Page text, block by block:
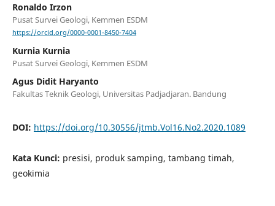
Ronaldo Irzon
Pusat Survei Geologi, Kemmen ESDM
https://orcid.org/0000-0001-8450-7404
Kurnia Kurnia
Pusat Survei Geologi, Kemmen ESDM
Agus Didit Haryanto
Fakultas Teknik Geologi, Universitas Padjadjaran. Bandung
DOI: https://doi.org/10.30556/jtmb.Vol16.No2.2020.1089
Kata Kunci: presisi, produk samping, tambang timah,
geokimia